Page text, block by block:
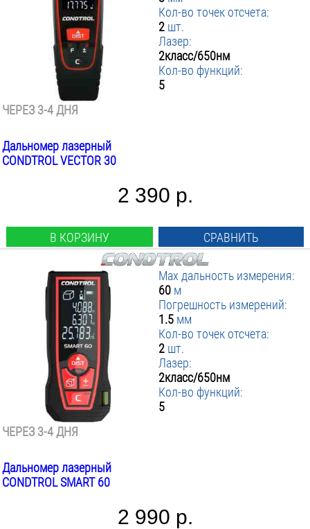
Кол-во точек отсчета:
2 шт.
Лазер:
2класс/650нм
Кол-во функций:
5
ЧЕРЕЗ 3-4 ДНЯ
Дальномер лазерный
CONDTROL VECTOR 30
2 390 р.
В КОРЗИНУ СРАВНИТЬ
Max дальность измерения:
60 м
Погрешность измерений:
1.5 мм
Кол-во точек отсчета:
2 шт.
Лазер:
2класс/650нм
Кол-во функций:
5
ЧЕРЕЗ 3-4 ДНЯ
Дальномер лазерный
CONDTROL SMART 60
2 990 р.